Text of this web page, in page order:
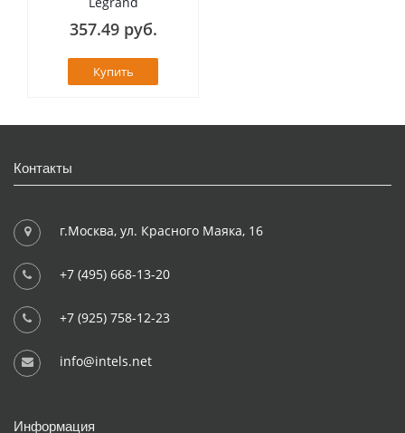
357.49 руб.
Купить
Контакты
г.Москва, ул. Красного Маяка, 16
+7 (495) 668-13-20
+7 (925) 758-12-23
info@intels.net
Информация